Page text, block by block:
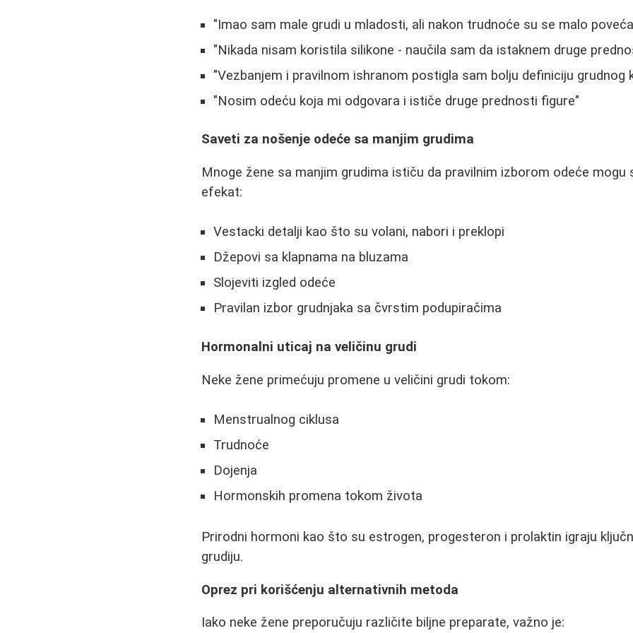
"Imao sam male grudi u mladosti, ali nakon trudnoće su se malo
"Nikada nisam koristila silikone - naučila sam da istaknem druge
"Vezbanjem i pravilnom ishranom postigla sam bolju definiciju grudnog
"Nosim odeću koja mi odgovara i ističe druge prednosti figure"
Saveti za nošenje odeće sa manjim grudima
Mnoge žene sa manjim grudima ističu da pravilnim izborom odeće mogu
efekat:
Vestacki detalji kao što su volani, nabori i preklopi
Džepovi sa klapnama na bluzama
Slojeviti izgled odeće
Pravilan izbor grudnjaka sa čvrstim podupiračima
Hormonalni uticaj na veličinu grudi
Neke žene primećuju promene u veličini grudi tokom:
Menstrualnog ciklusa
Trudnoće
Dojenja
Hormonskih promena tokom života
Prirodni hormoni kao što su estrogen, progesteron i prolaktin igraju
grudiju.
Oprez pri korišćenju alternativnih metoda
Iako neke žene preporučuju različite biljne preparate, važno je: